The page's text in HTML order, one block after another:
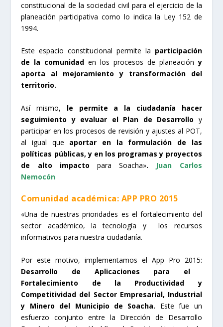
constitucional de la sociedad civil para el ejercicio de la
planeación participativa como lo indica la Ley 152 de
1994.
Este espacio constitucional permite la participación
de la comunidaden los procesos de planeación y
aporta al mejoramiento y transformación del
territorio.
Así mismo, le permite a la ciudadanía hacer
seguimiento y evaluar el Plan de Desarrollo y
participar en los procesos de revisión y ajustes al POT,
al igual que aportar en la formulación de las
políticas públicas, y en los programas y proyectos
de alto impacto para Soacha». Juan Carlos
Nemocón
Comunidad académica: APP PRO 2015
«Una de nuestras prioridades es el fortalecimiento del
sector académico, la tecnología y los recursos
informativos para nuestra ciudadanía.
Por este motivo, implementamos el App Pro 2015:
Desarrollo de Aplicaciones para el
Fortalecimiento de la Productividad y
Competitividad del Sector Empresarial, Industrial
y Minero del Municipio de Soacha. Este fue un
esfuerzo conjunto entre la Dirección de Desarrollo